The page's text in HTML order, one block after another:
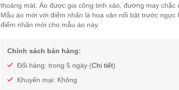
thoáng mát. Áo được gia công tinh xảo, đường may chắc
Mẫu áo mới với điểm nhấn là hoa văn nổi bật trước ngực
điểm nhấn mới cho mẫu áo này.
Chính sách bán hàng:
Đổi hàng: trong 5 ngày (Chi tiết)
Khuyến mại: Không